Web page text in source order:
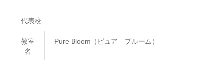
代表校
教室
名
Pure Bloom（ピュア ブルーム）